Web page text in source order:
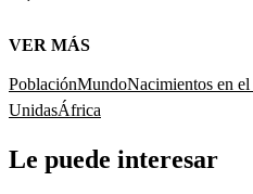
VER MÁS
PoblaciónMundoNacimientos en
UnidasÁfrica
Le puede interesar